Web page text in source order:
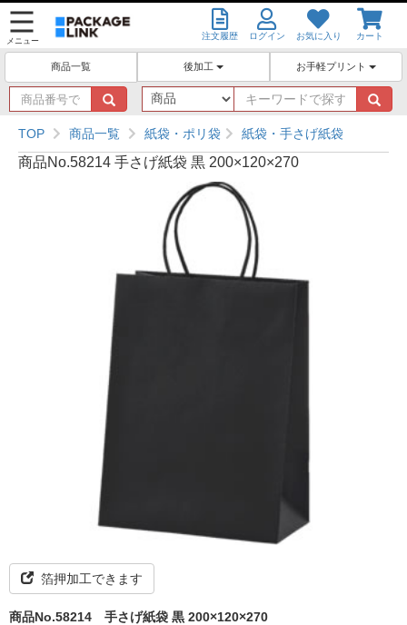
メニュー 注文履歴 ログイン お気に入り カート
商品一覧 後加工 お手軽プリント
商
品
番
号
で
キ
ー
ワ
ー
ド
TOP 商品一覧 紙袋・ポリ袋 紙袋・手さげ紙袋
商品No.58214 手さげ紙袋 黒 200×120×270
箔押加工できます
商品No.58214 手さげ紙袋 黒 200×120×270